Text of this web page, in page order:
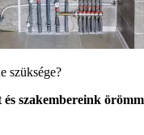
szüksége?
szakembereink